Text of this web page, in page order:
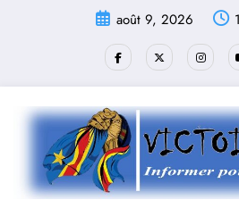
août 9, 2026